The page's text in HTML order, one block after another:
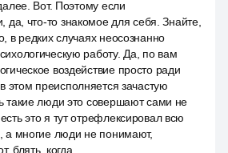
Вот. Поэтому если
да, что-то знакомое для себя. Знайте,
в редких случаях неосознанно
работу. Да, по вам
воздействие просто ради
этом преисполняется зачастую
такие люди это совершают сами не
это я тут отрефлексировал всю
а многие люди не понимают,
блять, когда